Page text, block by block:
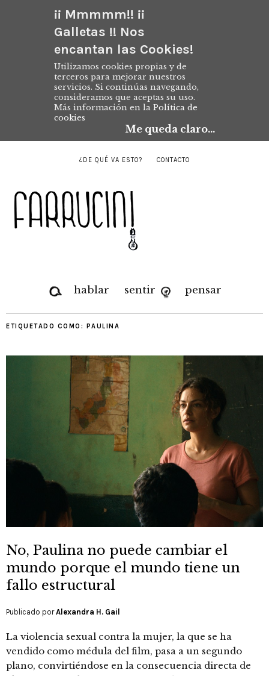
¡¡ Mmmmm!! ¡¡
Galletas !! Nos
encantan las Cookies!
Utilizamos cookies propias y de
terceros para mejorar nuestros
servicios. Si continúas navegando,
consideramos que aceptas su uso.
Más información en la Política de
cookies
Me queda claro...
¿DE QUÉ VA ESTO? CONTACTO
hablar sentir pensar
ETIQUETADO COMO: PAULINA
No, Paulina no puede cambiar el
mundo porque el mundo tiene un
fallo estructural
Publicado porAlexandra H. Gail
La violencia sexual contra la mujer, la que se ha
vendido como médula del film, pasa a un segundo
plano, convirtiéndose en la consecuencia directa de